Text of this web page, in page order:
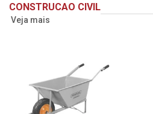
CONSTRUCAO CIVIL
Veja mais